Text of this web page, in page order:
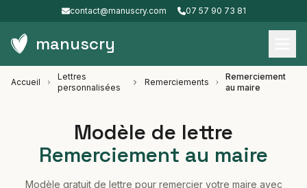
contact@manuscry.com 07 57 90 73 81
manuscry
Accueil
Lettres
personnalisées
Remerciements
Remerciement
au maire
Modèle de lettre
Remerciement au maire
Modèle gratuit de lettre pour remercier votre maire avec